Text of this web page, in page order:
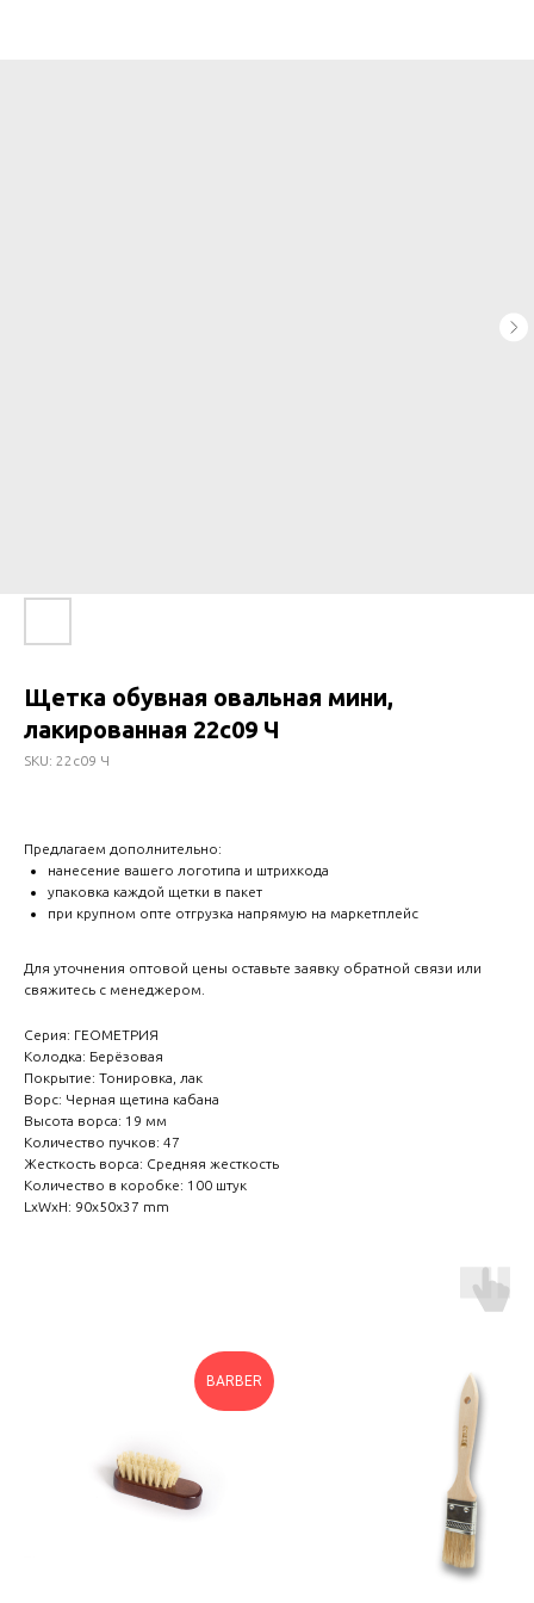
Щетка обувная овальная мини,
лакированная 22с09 Ч
SKU: 22с09 Ч
Предлагаем дополнительно:
нанесение вашего логотипа и штрихкода
упаковка каждой щетки в пакет
при крупном опте отгрузка напрямую на маркетплейс
Для уточнения оптовой цены оставьте заявку обратной связи или
свяжитесь с менеджером.
Серия: ГЕОМЕТРИЯ
Колодка: Берёзовая
Покрытие: Тонировка, лак
Ворс: Черная щетина кабана
Высота ворса: 19 мм
Количество пучков: 47
Жесткость ворса: Средняя жесткость
Количество в коробке: 100 штук
LxWxH: 90x50x37 mm
BARBER